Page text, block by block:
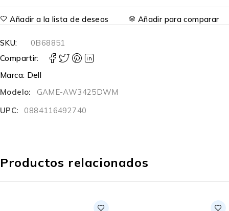
Añadir a la lista de deseos Añadir para comparar
SKU:
0B68851
Compartir:
Marca: Dell
Modelo:
GAME-AW3425DWM
UPC:
0884116492740
Productos relacionados